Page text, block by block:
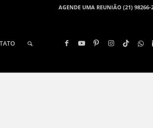
AGENDE UMA REUNIÃO (21) 98266-